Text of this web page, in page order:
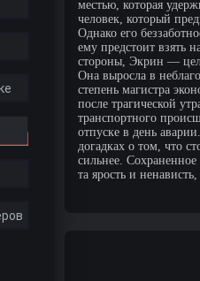
местью, которая
человек, который
Однако его
ему предстоит взять
стороны, Экрин —
Она выросла в
степень магистра
после трагической
транспортного
отпуске в день
догадках о том, что
сильнее.
та ярость и